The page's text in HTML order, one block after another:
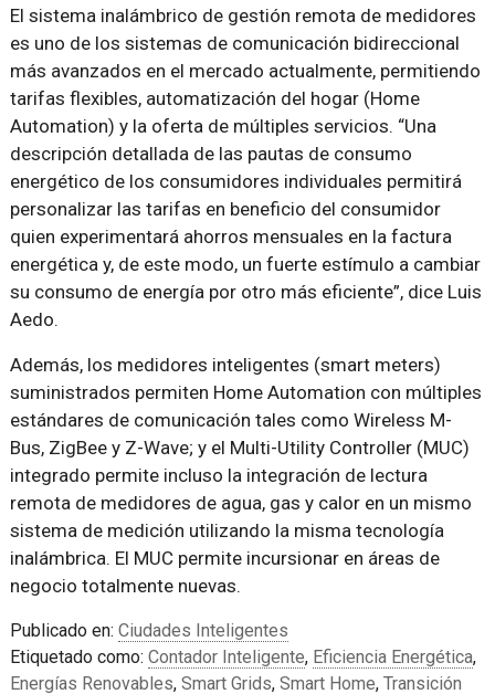
El sistema inalámbrico de gestión remota de medidores
es uno de los sistemas de comunicación bidireccional
más avanzados en el mercado actualmente, permitiendo
tarifas flexibles, automatización del hogar (Home
Automation) y la oferta de múltiples servicios. “Una
descripción detallada de las pautas de consumo
energético de los consumidores individuales permitirá
personalizar las tarifas en beneficio del consumidor
quien experimentará ahorros mensuales en la factura
energética y, de este modo, un fuerte estímulo a cambiar
su consumo de energía por otro más eficiente”, dice Luis
Aedo.
Además, los medidores inteligentes (smart meters)
suministrados permiten Home Automation con múltiples
estándares de comunicación tales como Wireless M-
Bus, ZigBee y Z-Wave; y el Multi-Utility Controller (MUC)
integrado permite incluso la integración de lectura
remota de medidores de agua, gas y calor en un mismo
sistema de medición utilizando la misma tecnología
inalámbrica. El MUC permite incursionar en áreas de
negocio totalmente nuevas.
Publicado en: Ciudades Inteligentes
Etiquetado como: Contador Inteligente, Eficiencia Energética,
Energías Renovables, Smart Grids, Smart Home, Transición